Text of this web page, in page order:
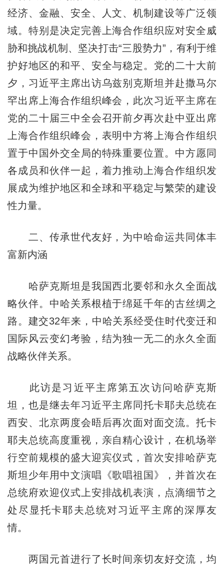
经济、金融、安全、人文、机制建设等广泛领
域。特别是决定完善上海合作组织应对安全威
胁和挑战机制、坚决打击“三股势力”，有利于维
护好地区的和平、安全与稳定。党的二十大前
夕，习近平主席出访乌兹别克斯坦并赴撒马尔
罕出席上海合作组织峰会，此次习近平主席在
党的二十届三中全会召开前夕再次赴中亚出席
上海合作组织峰会，表明中方将上海合作组织
置于中国外交全局的特殊重要位置。中方愿同
各成员和伙伴一起，着力推动上海合作组织发
展成为维护地区和全球和平稳定与繁荣的建设
性力量。
二、传承世代友好，为中哈命运共同体丰
富新内涵
哈萨克斯坦是我国西北要邻和永久全面战
略伙伴。中哈关系根植于绵延千年的古丝绸之
路。建交32年来，中哈关系经受住时代变迁和
国际风云变幻考验，结为独一无二的永久全面
战略伙伴关系。
此访是习近平主席第五次访问哈萨克斯
坦，也是继去年习近平主席同托卡耶夫总统在
西安、北京两度会晤后再次面对面交流。托卡
耶夫总统高度重视，亲自精心设计，在机场举
行空前规模的盛大迎宾仪式，首次安排哈萨克
斯坦少年用中文演唱《歌唱祖国》，并首次在
总统府欢迎仪式上安排战机表演，点滴细节之
处尽显托卡耶夫总统对习近平主席的深厚友
情。
两国元首进行了长时间亲切友好交流，均